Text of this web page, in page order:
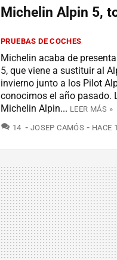
Michelin Alpin 5,
PRUEBAS DE COCHES
Michelin acaba de
5, que viene a sustituir al
invierno junto a los Pilot
conocimos el año pasado.
Michelin Alpin... LEER MÁS »
14 COMENTARIOS
JOSEP CAMÓS HACE